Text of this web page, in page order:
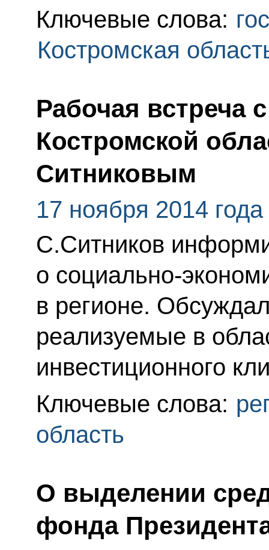
Ключевые слова:
Костромская
Рабочая встреча
Костромской
Ситниковым
17 ноября 2014 года
С.Ситников
о социально-
в регионе.
реализуемые в
инвестиционного
Ключевые слова:
область
О выделении
фонда